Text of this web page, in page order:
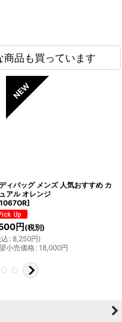
商品も買っています
ィバッグ メンズ 人気おすすめ カ
アル オレンジ
]
円 (税別)
: 8,250円)
小売価格: 18,000円